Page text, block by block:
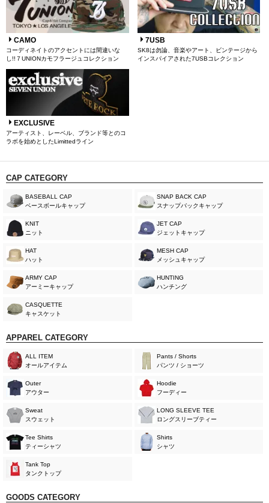
CAMO
コーディネイトのアクセントには間違いな
し!!７UNIONカモフラージュコレクション
7USB
SK8は勿論、音楽やアート、ビンテージから
インスパイアされた7USBコレクション
EXCLUSIVE
アーティスト、レーベル、ブランド等とのコ
ラボを始めとしたLimittedライン
CAP CATEGORY
BASEBALL CAP
ベースボールキャップ
SNAP BACK CAP
スナップバックキャップ
KNIT
ニット
JET CAP
ジェットキャップ
HAT
ハット
MESH CAP
メッシュキャップ
ARMY CAP
アーミーキャップ
HUNTING
ハンチング
CASQUETTE
キャスケット
APPAREL CATEGORY
ALL ITEM
オールアイテム
Pants / Shorts
パンツ / ショーツ
Outer
アウター
Hoodie
フーディー
Sweat
スウェット
LONG SLEEVE TEE
ロングスリーブティー
Tee Shirts
ティーシャツ
Shirts
シャツ
Tank Top
タンクトップ
GOODS CATEGORY